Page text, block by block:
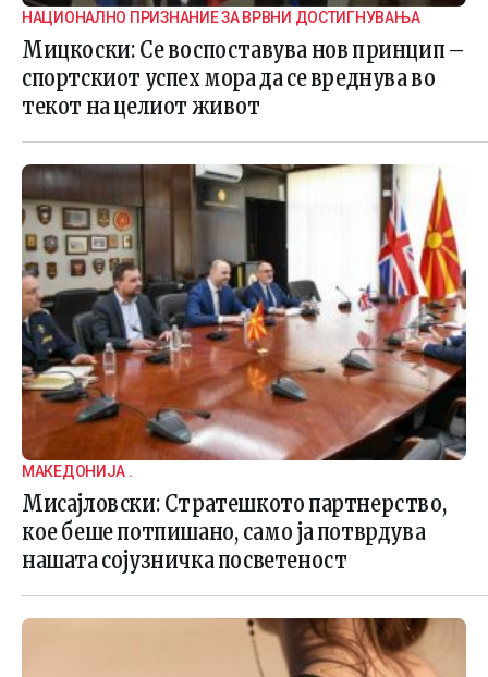
НАЦИОНАЛНО ПРИЗНАНИЕ ЗА ВРВНИ ДОСТИГНУВАЊА
Мицкоски: Се воспоставува нов принцип –
спортскиот успех мора да се вреднува во
текот на целиот живот
МАКЕДОНИЈА .
Мисајловски: Стратешкото партнерство,
кое беше потпишано, само ја потврдува
нашата сојузничка посветеност